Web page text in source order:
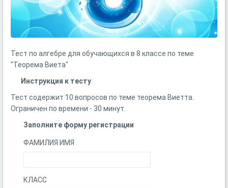
Тест по алгебре для обучающихся в 8 классе по теме
"Теорема Виета"
Инструкция к тесту
Тест содержит 10 вопросов по теме теорема Виетта.
Ограничен по времени - 30 минут.
Заполните форму регистрации
ФАМИЛИЯ ИМЯ
КЛАСС